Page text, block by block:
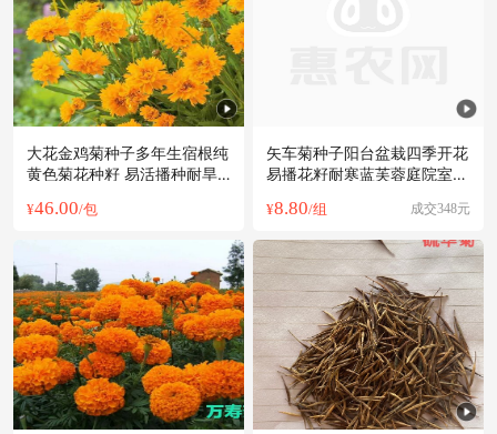
大花金鸡菊种子多年生宿根纯
黄色菊花种籽 易活播种耐旱
¥46.00/包
矢车菊种子阳台盆栽四季开花
易播花籽耐寒蓝芙蓉庭院室外
¥8.80/组 成交348元